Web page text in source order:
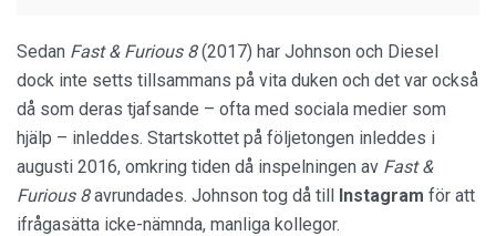
Sedan Fast & Furious 8(2017) har Johnson och Diesel
dock inte setts tillsammans på vita duken och det var också
då som deras tjafsande – ofta med sociala medier som
hjälp – inleddes. Startskottet på följetongen inleddes i
augusti 2016, omkring tiden då inspelningen av Fast &
Furious 8avrundades. Johnson tog då till Instagram för att
ifrågasätta icke-nämnda, manliga kollegor.